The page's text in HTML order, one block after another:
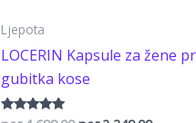
Ljepota
LOCERIN Kapsule za žene
gubitka kose